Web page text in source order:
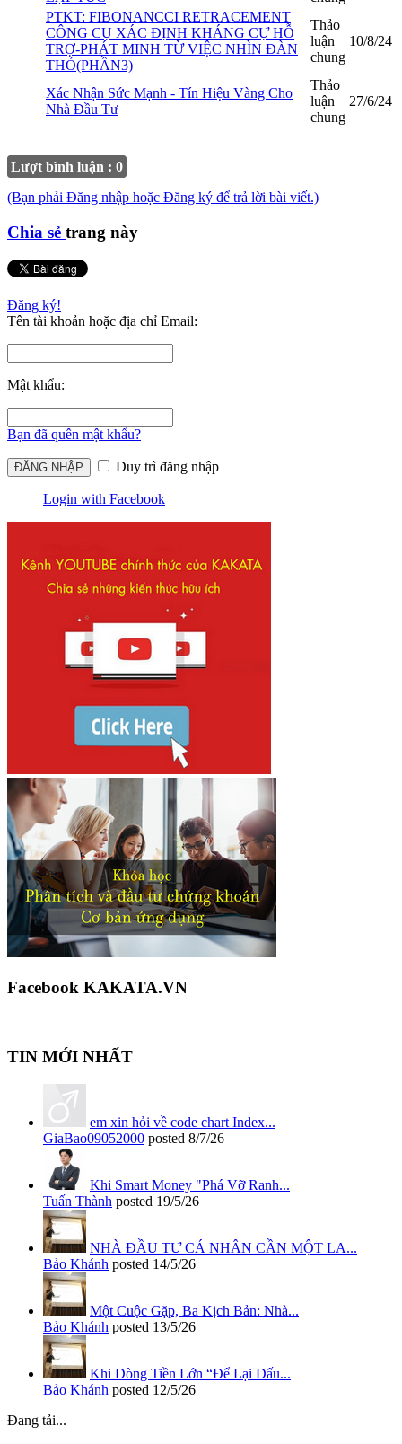
PTKT: FIBONANCCI RETRACEMENT
CÔNG CỤ XÁC ĐỊNH KHÁNG CỰ HỖ
TRỢ-PHÁT MINH TỪ VIỆC NHÌN ĐÀN
THỎ(PHẦN3)
Thảo
luận
chung
10/8/24
Xác Nhận Sức Mạnh - Tín Hiệu Vàng Cho
Nhà Đầu Tư
Thảo
luận
chung
27/6/24
Lượt bình luận : 0
(Bạn phải Đăng nhập hoặc Đăng ký để trả lời bài viết.)
Chia sẻ trang này
Đăng ký!
Tên tài khoản hoặc địa chỉ Email:
Mật khẩu:
Bạn đã quên mật khẩu?
Duy trì đăng nhập
Login with Facebook
Facebook KAKATA.VN
TIN MỚI NHẤT
em xin hỏi về code chart Index...
GiaBao09052000 posted 8/7/26
Khi Smart Money "Phá Vỡ Ranh...
Tuấn Thành posted 19/5/26
NHÀ ĐẦU TƯ CÁ NHÂN CẦN MỘT LA...
Bảo Khánh posted 14/5/26
Một Cuộc Gặp, Ba Kịch Bản: Nhà...
Bảo Khánh posted 13/5/26
Khi Dòng Tiền Lớn “Để Lại Dấu...
Bảo Khánh posted 12/5/26
Đang tải...